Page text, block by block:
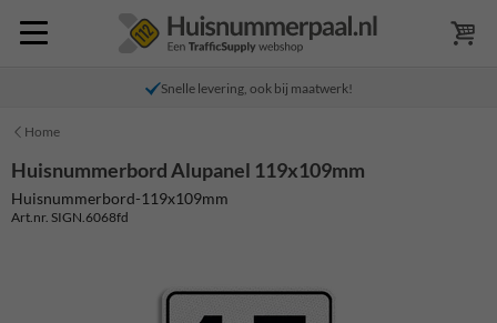
Snelle levering, ook bij maatwerk!
Home
Huisnummerbord Alupanel 119x109mm
Huisnummerbord-119x109mm
Art.nr. SIGN.6068fd